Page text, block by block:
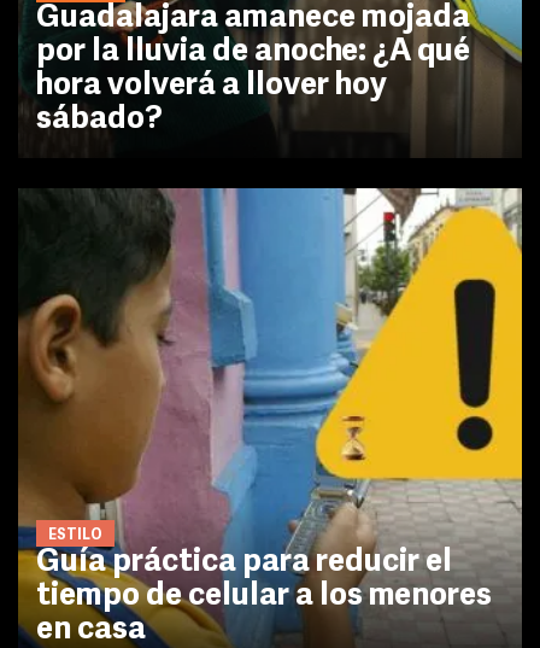
Guadalajara amanece mojada
por la lluvia de anoche: ¿A qué
hora volverá a llover hoy
sábado?
ESTILO
Guía práctica para reducir el
tiempo de celular a los menores
en casa